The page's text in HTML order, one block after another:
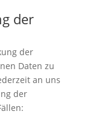
der
der
Daten zu
an uns
der